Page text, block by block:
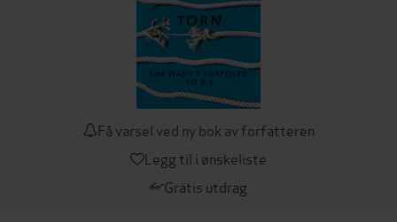
Få varsel ved ny bok av forfatteren
Legg til i ønskeliste
Gratis utdrag